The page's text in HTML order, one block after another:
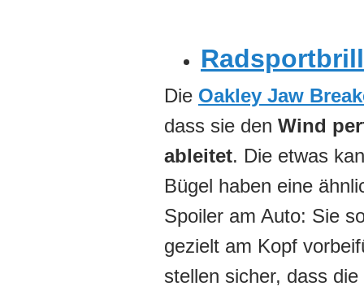
Die Oakley Jaw
dass sie den Wind
ableitet. Die etwas
Bügel haben eine
Spoiler am Auto: Sie
gezielt am Kopf
stellen sicher, dass die